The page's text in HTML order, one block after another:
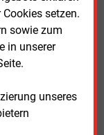
setzen.
sowie zum
in unserer
unseres
durch
und
den höheren
durch